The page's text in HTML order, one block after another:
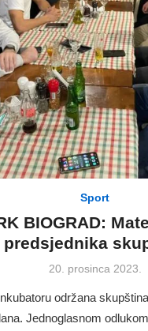
Sport
BIOGRAD:
predsjednika
Posted
20. prosinca 2023.
održana
Jednoglasnom